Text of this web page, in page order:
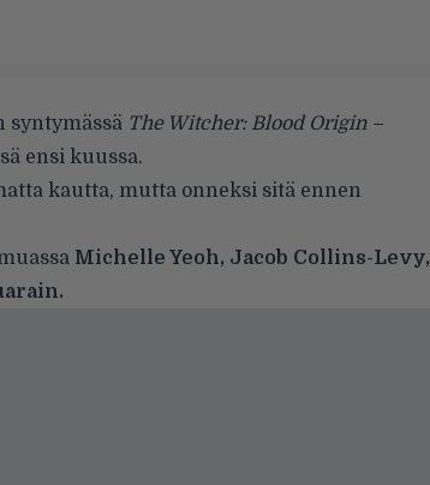
syntymässä The Witcher: Blood Origin –
ensi kuussa.
kautta, mutta onneksi sitä ennen
Michelle Yeoh, Jacob Collins-Levy,